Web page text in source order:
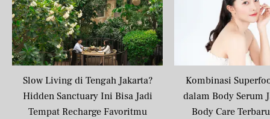
Slow Living di Tengah Jakarta?
Hidden Sanctuary Ini Bisa Jadi
Tempat Recharge Favoritmu
Kombinasi
dalam Body Serum
Body Care